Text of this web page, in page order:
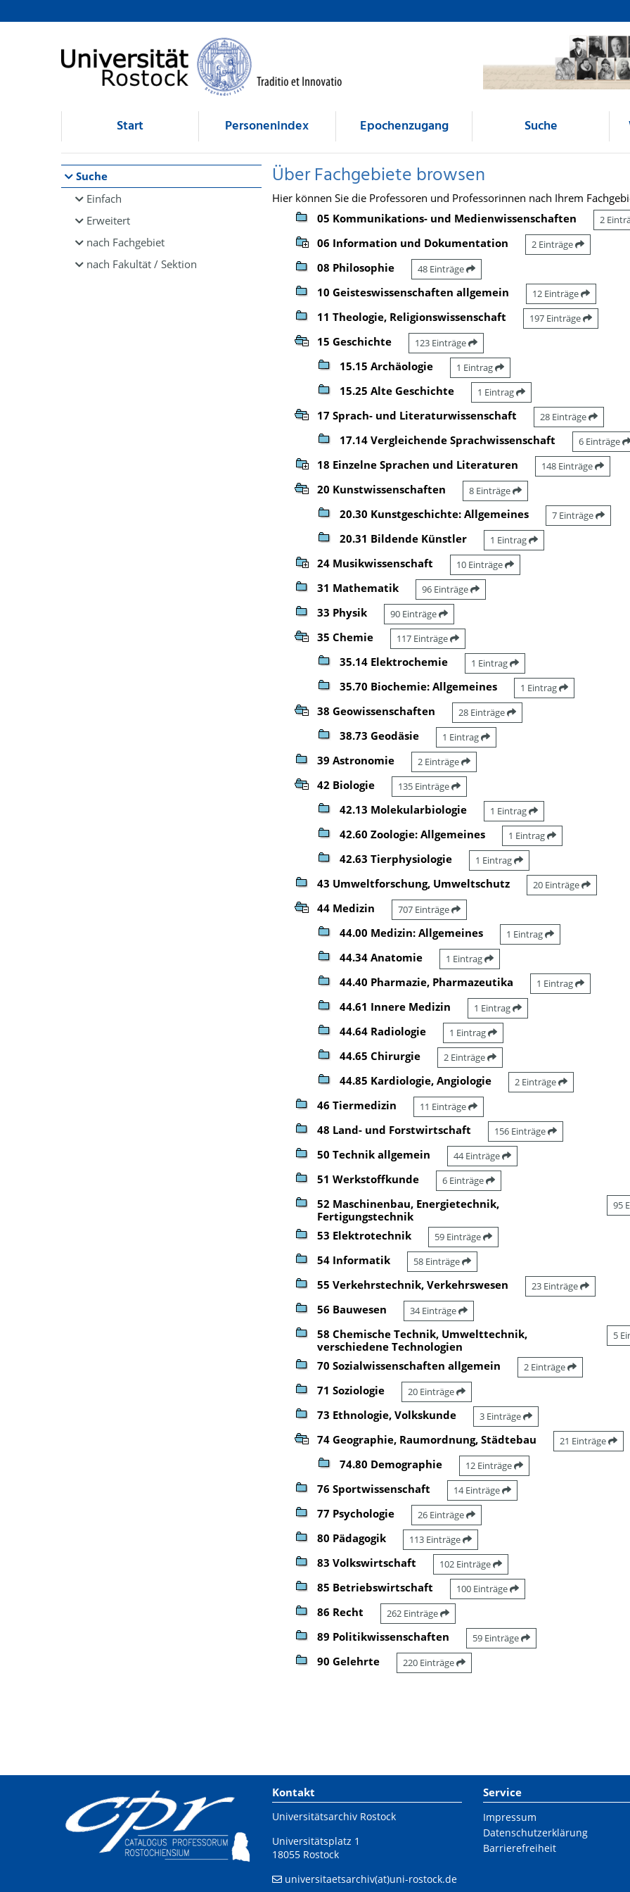
Browsen
direkt zum Inhalt
Start Personenindex Epochenzugang Suche
Suche
Einfach
Erweitert
nach Fachgebiet
nach Fakultät / Sektion
Über Fachgebiete browsen
Hier können Sie die Professoren und Professorinnen nach Ihrem
05 Kommunikations- und Medienwissenschaften
2
06 Information und Dokumentation 2 Einträge
08 Philosophie 48 Einträge
10 Geisteswissenschaften allgemein 12 Einträge
11 Theologie, Religionswissenschaft 197 Einträge
15 Geschichte 123 Einträge
15.15 Archäologie 1 Eintrag
15.25 Alte Geschichte 1 Eintrag
17 Sprach- und Literaturwissenschaft 28 Einträge
17.14 Vergleichende Sprachwissenschaft 6 Einträge
18 Einzelne Sprachen und Literaturen 148 Einträge
20 Kunstwissenschaften 8 Einträge
20.30 Kunstgeschichte: Allgemeines 7 Einträge
20.31 Bildende Künstler 1 Eintrag
24 Musikwissenschaft 10 Einträge
31 Mathematik 96 Einträge
33 Physik 90 Einträge
35 Chemie 117 Einträge
35.14 Elektrochemie 1 Eintrag
35.70 Biochemie: Allgemeines 1 Eintrag
38 Geowissenschaften 28 Einträge
38.73 Geodäsie 1 Eintrag
39 Astronomie 2 Einträge
42 Biologie 135 Einträge
42.13 Molekularbiologie 1 Eintrag
42.60 Zoologie: Allgemeines 1 Eintrag
42.63 Tierphysiologie 1 Eintrag
43 Umweltforschung, Umweltschutz 20 Einträge
44 Medizin 707 Einträge
44.00 Medizin: Allgemeines 1 Eintrag
44.34 Anatomie 1 Eintrag
44.40 Pharmazie, Pharmazeutika 1 Eintrag
44.61 Innere Medizin 1 Eintrag
44.64 Radiologie 1 Eintrag
44.65 Chirurgie 2 Einträge
44.85 Kardiologie, Angiologie 2 Einträge
46 Tiermedizin 11 Einträge
48 Land- und Forstwirtschaft 156 Einträge
50 Technik allgemein 44 Einträge
51 Werkstoffkunde 6 Einträge
52 Maschinenbau, Energietechnik,
Fertigungstechnik
95
53 Elektrotechnik 59 Einträge
54 Informatik 58 Einträge
55 Verkehrstechnik, Verkehrswesen 23 Einträge
56 Bauwesen 34 Einträge
58 Chemische Technik, Umwelttechnik,
verschiedene Technologien
5
70 Sozialwissenschaften allgemein 2 Einträge
71 Soziologie 20 Einträge
73 Ethnologie, Volkskunde 3 Einträge
74 Geographie, Raumordnung, Städtebau 21 Einträge
74.80 Demographie 12 Einträge
76 Sportwissenschaft 14 Einträge
77 Psychologie 26 Einträge
80 Pädagogik 113 Einträge
83 Volkswirtschaft 102 Einträge
85 Betriebswirtschaft 100 Einträge
86 Recht 262 Einträge
89 Politikwissenschaften 59 Einträge
90 Gelehrte 220 Einträge
Kontakt
Universitätsarchiv Rostock
Universitätsplatz 1
18055 Rostock
universitaetsarchiv(at)uni-rostock.de
Service
Impressum
Datenschutzerklärung
Barrierefreiheit